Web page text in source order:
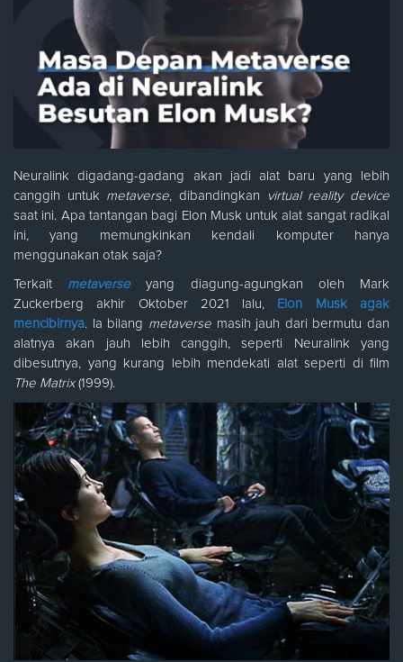
Neuralink digadang-gadang akan jadi alat baru yang lebih
canggih untuk metaverse, dibandingkan
virtual reality device
saat ini. Apa tantangan bagi Elon Musk untuk alat sangat radikal
ini, yang memungkinkan kendali komputer hanya
menggunakan otak saja?
Terkait metaverseyang diagung-agungkan oleh Mark
Zuckerberg akhir Oktober 2021 lalu,
Elon Musk agak
mencibirnya. Ia bilang metaverse masih jauh dari bermutu dan
alatnya akan jauh lebih canggih, seperti Neuralink yang
dibesutnya, yang kurang lebih mendekati alat seperti di film
The Matrix(1999).